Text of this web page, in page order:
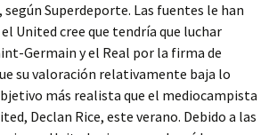
Superdeporte. Las fuentes le han
el United cree que tendría que luchar
Germain y el Real por la firma de
su valoración relativamente baja lo
más realista que el mediocampista
Declan Rice, este verano. Debido a las